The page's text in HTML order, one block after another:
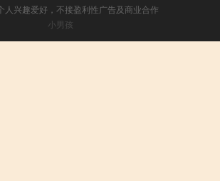
人兴趣爱好，不接盈利性广告及商业合作
小男孩